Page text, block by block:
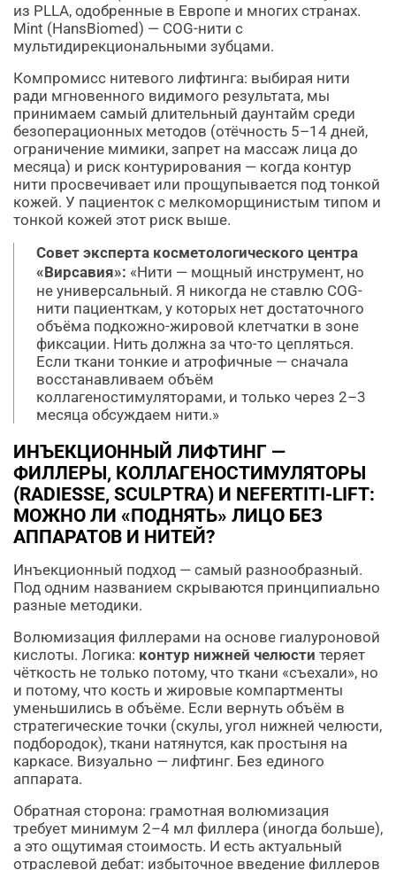
из PLLA, одобренные в Европе и многих странах.
Mint (HansBiomed) — COG-нити с
мультидирекциональными зубцами.
Компромисс нитевого лифтинга: выбирая нити
ради мгновенного видимого результата, мы
принимаем самый длительный даунтайм среди
безоперационных методов (отёчность 5–14 дней,
ограничение мимики, запрет на массаж лица до
месяца) и риск контурирования — когда контур
нити просвечивает или прощупывается под тонкой
кожей. У пациенток с мелкоморщинистым типом и
тонкой кожей этот риск выше.
Совет эксперта косметологического центра
«Вирсавия»: «Нити — мощный инструмент, но
не универсальный. Я никогда не ставлю COG-
нити пациенткам, у которых нет достаточного
объёма подкожно-жировой клетчатки в зоне
фиксации. Нить должна за что-то цепляться.
Если ткани тонкие и атрофичные — сначала
восстанавливаем объём
коллагеностимуляторами, и только через 2–3
месяца обсуждаем нити.»
ИНЪЕКЦИОННЫЙ ЛИФТИНГ —
ФИЛЛЕРЫ, КОЛЛАГЕНОСТИМУЛЯТОРЫ
(RADIESSE, SCULPTRA) И NEFERTITI-LIFT:
МОЖНО ЛИ «ПОДНЯТЬ» ЛИЦО БЕЗ
АППАРАТОВ И НИТЕЙ?
Инъекционный подход — самый разнообразный.
Под одним названием скрываются принципиально
разные методики.
Волюмизация филлерами на основе гиалуроновой
кислоты. Логика: контур нижней челюсти теряет
чёткость не только потому, что ткани «съехали», но
и потому, что кость и жировые компартменты
уменьшились в объёме. Если вернуть объём в
стратегические точки (скулы, угол нижней челюсти,
подбородок), ткани натянутся, как простыня на
каркасе. Визуально — лифтинг. Без единого
аппарата.
Обратная сторона: грамотная волюмизация
требует минимум 2–4 мл филлера (иногда больше),
а это ощутимая стоимость. И есть актуальный
отраслевой дебат: избыточное введение филлеров